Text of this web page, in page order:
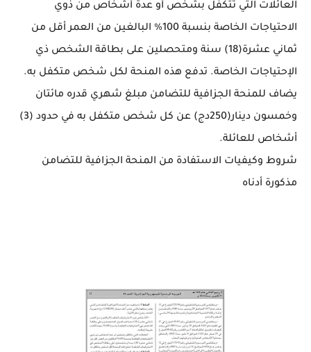
العائلات التي تتكفل بشخص أو عدة أشخاص من ذوي
الاحتياجات الخاصة بنسبة 100% البالغين من العمر أقل من
ثماني عشرة(18) سنة ومتحصلين على بطاقة الشخص ذي
الإحتياجات الخاصة. تدفع هذه المنحة لكل شخص متكفل به.
يضاف للمنحة الجزافية للتضامن مبلغ شهري قدره مائتان
وخمسون دينار(250دج) عن كل شخص متكفل به في حدود (3)
أشخاص للعائلة.
شروط وكيفيات الاستفادة من المنحة الجزافية للتضامن
مذكورة أدناه